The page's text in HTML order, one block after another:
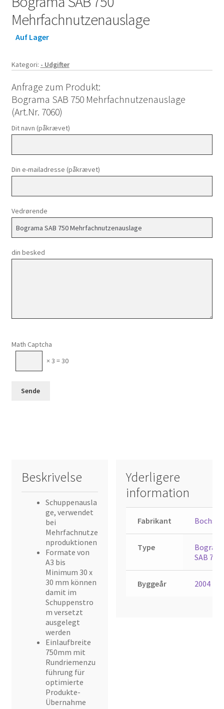
Mehrfachnutzenauslage
Auf Lager
Kategori: - Udgifter
Anfrage zum Produkt:
Bograma SAB 750 Mehrfachnutzenauslage
(Art.Nr. 7060)
Dit navn (påkrævet)
Din e-mailadresse (påkrævet)
Vedrørende
din besked
Math Captcha
× 3 = 30
Beskrivelse
Schuppenausla
ge, verwendet
bei
Mehrfachnutze
nproduktionen
Formate von
A3 bis
Minimum 30 x
30 mm können
damit im
Schuppenstro
m versetzt
ausgelegt
werden
Einlaufbreite
750mm mit
Rundriemenzu
führung für
optimierte
Produkte-
Übernahme
Yderligere
information
Fabrikant
Type
SAB 750
Byggeår 2004